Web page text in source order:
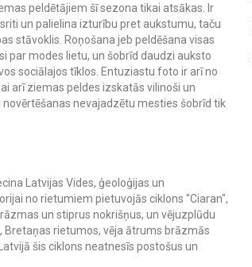
peldētājiem šī sezona tikai atsākas. Ir
un palielina izturību pret aukstumu, taču
stāvoklis. Roņošana jeb peldēšana visas
par modes lietu, un šobrīd daudzi auksto
sociālajos tīklos. Entuziastu foto ir arī no
arī ziemas peldes izskatās vilinoši un
nevajadzētu mesties šobrīd tik
Latvijas Vides, ģeoloģijas un
no rietumiem pietuvojās ciklons "Ciaran",
un stiprus nokrišņus, un vējuzplūdu
Bretaņas rietumos, vēja ātrums brāzmās
šis ciklons neatnesīs postošus un
Jēkabpils Radio1 ziņas 2026.gada
17.jūlijā
julijs 17 , 2026